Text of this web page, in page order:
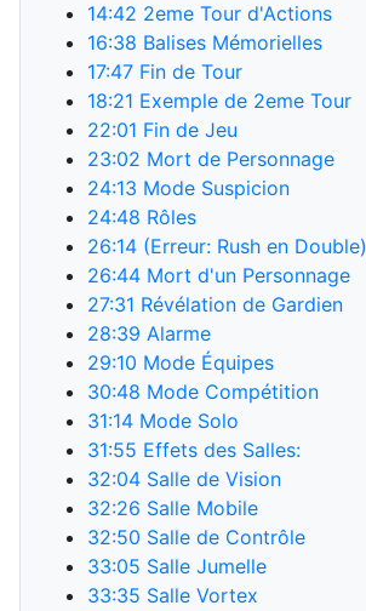
14:42 2eme Tour d'Actions
16:38 Balises Mémorielles
17:47 Fin de Tour
18:21 Exemple de 2eme Tour
22:01 Fin de Jeu
23:02 Mort de Personnage
24:13 Mode Suspicion
24:48 Rôles
26:14 (Erreur: Rush en Double)
26:44 Mort d'un Personnage
27:31 Révélation de Gardien
28:39 Alarme
29:10 Mode Équipes
30:48 Mode Compétition
31:14 Mode Solo
31:55 Effets des Salles:
32:04 Salle de Vision
32:26 Salle Mobile
32:50 Salle de Contrôle
33:05 Salle Jumelle
33:35 Salle Vortex